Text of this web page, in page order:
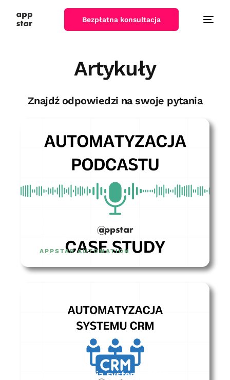
Bezpłatna konsultacja
Artykuły
Znajdź odpowiedzi na swoje pytania
APPSTAR AUTOMATION
Automatyzacja systemu CRM –